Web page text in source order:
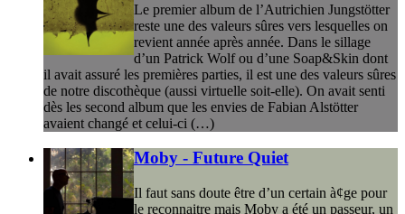
Le premier album de l’Autrichien Jungstötter
reste une des valeurs sûres vers lesquelles on
revient année après année. Dans le sillage
d’un Patrick Wolf ou d’une Soap&Skin dont
il avait assuré les premières parties, il est une des valeurs sûres
de notre discothèque (aussi virtuelle soit-elle). On avait senti
dès les second album que les envies de Fabian Alstötter
avaient changé et celui-ci (…)
Moby - Future Quiet
Il faut sans doute être d’un certain à¢ge pour
le reconnaitre mais Moby a été un passeur, un